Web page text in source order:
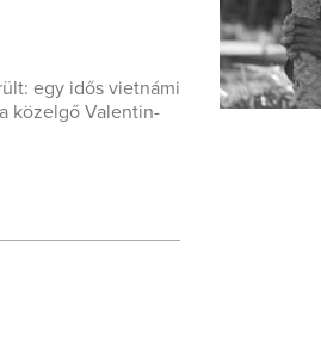
egy idős vietnámi
közelgő Valentin-